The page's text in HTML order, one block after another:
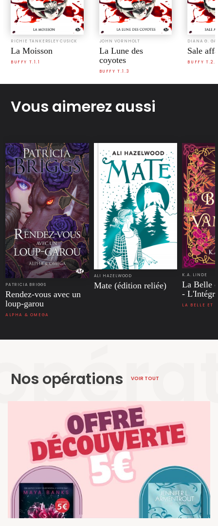
RICHIE TANKERSLEY CUSICK
La Moisson
BUFFY T.1.1
JOHN VORNHOLT
La Lune des
coyotes
BUFFY T.1.3
DIANA G.
Sale
BUFFY T.2.1
Vous aimerez aussi
PATRICIA BRIGGS
Rendez-vous avec un
loup-garou
ALPHA & OMEGA
ALI HAZELWOOD
Mate (édition reliée)
K.A. LINDE
La Belle
-
LA BELLE ET
Nos opérations VOIR TOUT